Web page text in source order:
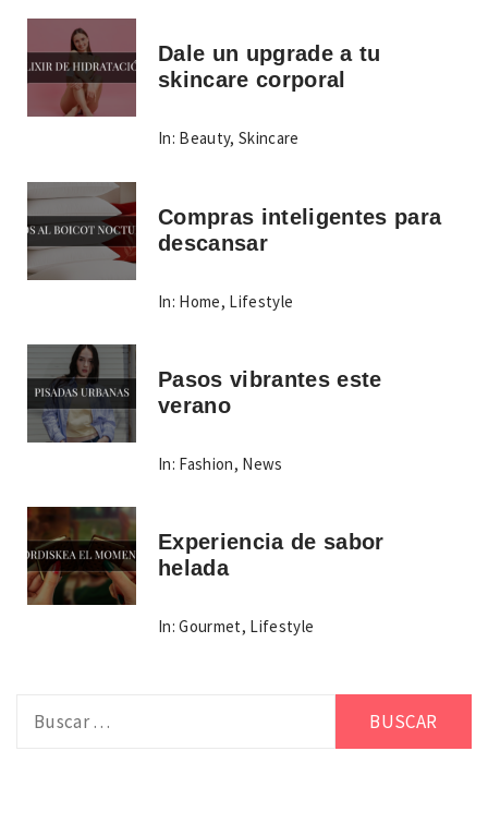
Dale un upgrade a tu
skincare corporal
In: Beauty,Skincare
Compras inteligentes para
descansar
In: Home, Lifestyle
Pasos vibrantes este
verano
In: Fashion, News
Experiencia de sabor
helada
In: Gourmet, Lifestyle